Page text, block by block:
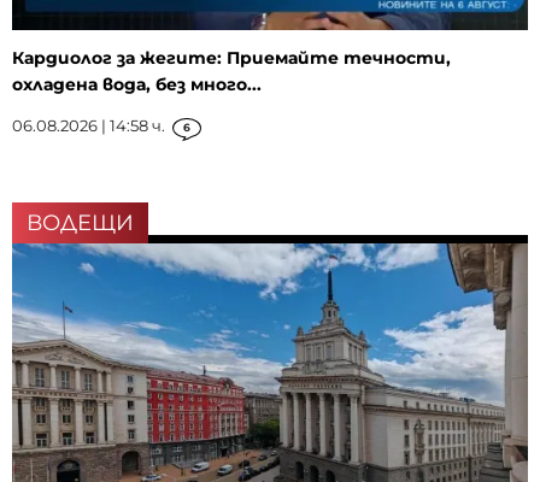
Кардиолог за жегите: Приемайте течности,
охладена вода, без много...
06.08.2026 | 14:58 ч. 6
ВОДЕЩИ